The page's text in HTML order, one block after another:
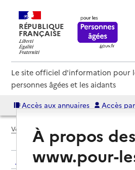
RÉPUBLIQUE
FRANÇAISE
Le site officiel d'information pour
personnes âgées et les aidants
Accès aux annuaires Accès
Voir le fil d’Ariane
Retour aux résultats de
À propos
www.pour-